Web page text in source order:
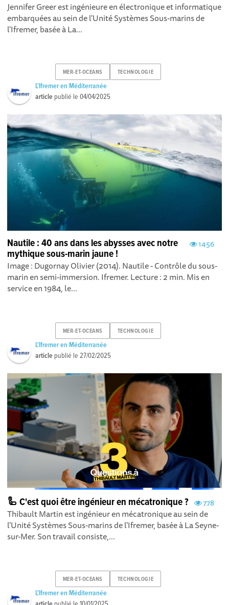
Jennifer Greer est ingénieure en électronique et informatique
embarquées au sein de l'Unité Systèmes Sous-marins de
l'Ifremer, basée à La...
MER-ET-OCEANS TECHNOLOGIE
L'Ifremer en Méditerranée
article publié le04/04/2025
1456
Nautile : 40 ans dans les abysses avec notre
mythique sous-marin jaune !
Image : Dugornay Olivier (2014). Nautile - Contrôle du sous-
marin en semi-immersion. Ifremer. Lecture : 2 min. Mis en
service en 1984, le...
MER-ET-OCEANS TECHNOLOGIE
L'Ifremer en Méditerranée
article publié le27/02/2025
778
🦾 C'est quoi être ingénieur en mécatronique ?
Thibault Martin est ingénieur en mécatronique au sein de
l'Unité Systèmes Sous-marins de l'Ifremer, basée à La Seyne-
sur-Mer. Son travail consiste,...
MER-ET-OCEANS TECHNOLOGIE
L'Ifremer en Méditerranée